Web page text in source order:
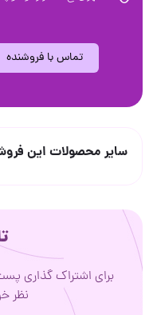
تماس با فروشنده
سایر محصولات این
برای اشتراک گذاری
نظر